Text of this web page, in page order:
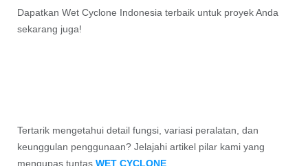
Dapatkan Wet Cyclone Indonesia terbaik untuk proyek Anda
sekarang juga!
Tertarik mengetahui detail fungsi, variasi peralatan, dan
keunggulan penggunaan? Jelajahi artikel pilar kami yang
mengupas tuntas WET CYCLONE